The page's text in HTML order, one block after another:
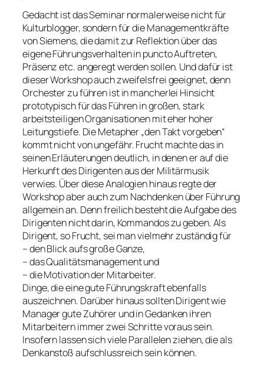
Gedacht ist das Seminar normalerweise nicht für
Kulturblogger, sondern für die Managementkräfte
von Siemens, die damit zur Reflektion über das
eigene Führungsverhalten in puncto Auftreten,
Präsenz etc. angeregt werden sollen. Und dafür ist
dieser Workshop auch zweifelsfrei geeignet, denn
Orchester zu führen ist in mancherlei Hinsicht
prototypisch für das Führen in großen, stark
arbeitsteiligen Organisationen mit eher hoher
Leitungstiefe. Die Metapher „den Takt vorgeben“
kommt nicht von ungefähr. Frucht machte das in
seinen Erläuterungen deutlich, in denen er auf die
Herkunft des Dirigenten aus der Militärmusik
verwies. Über diese Analogien hinaus regte der
Workshop aber auch zum Nachdenken über Führung
allgemein an. Denn freilich besteht die Aufgabe des
Dirigenten nicht darin, Kommandos zu geben. Als
Dirigent, so Frucht, sei man vielmehr zuständig für
– den Blick aufs große Ganze,
– das Qualitätsmanagement und
– die Motivation der Mitarbeiter.
Dinge, die eine gute Führungskraft ebenfalls
auszeichnen. Darüber hinaus sollten Dirigent wie
Manager gute Zuhörer und in Gedanken ihren
Mitarbeitern immer zwei Schritte voraus sein.
Insofern lassen sich viele Parallelen ziehen, die als
Denkanstoß aufschlussreich sein können.